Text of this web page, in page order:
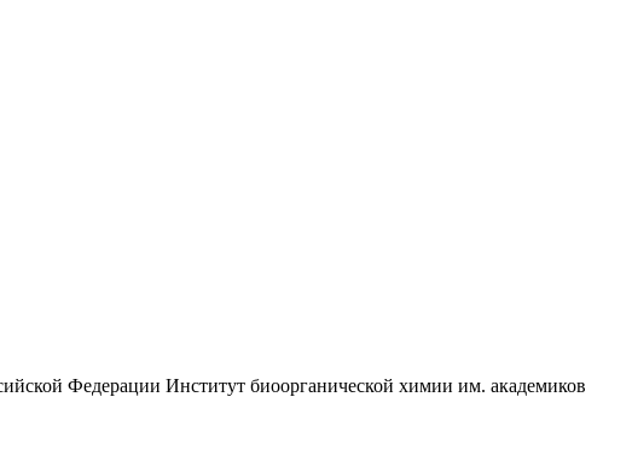
Федерации Институт биоорганической химии им. академиков